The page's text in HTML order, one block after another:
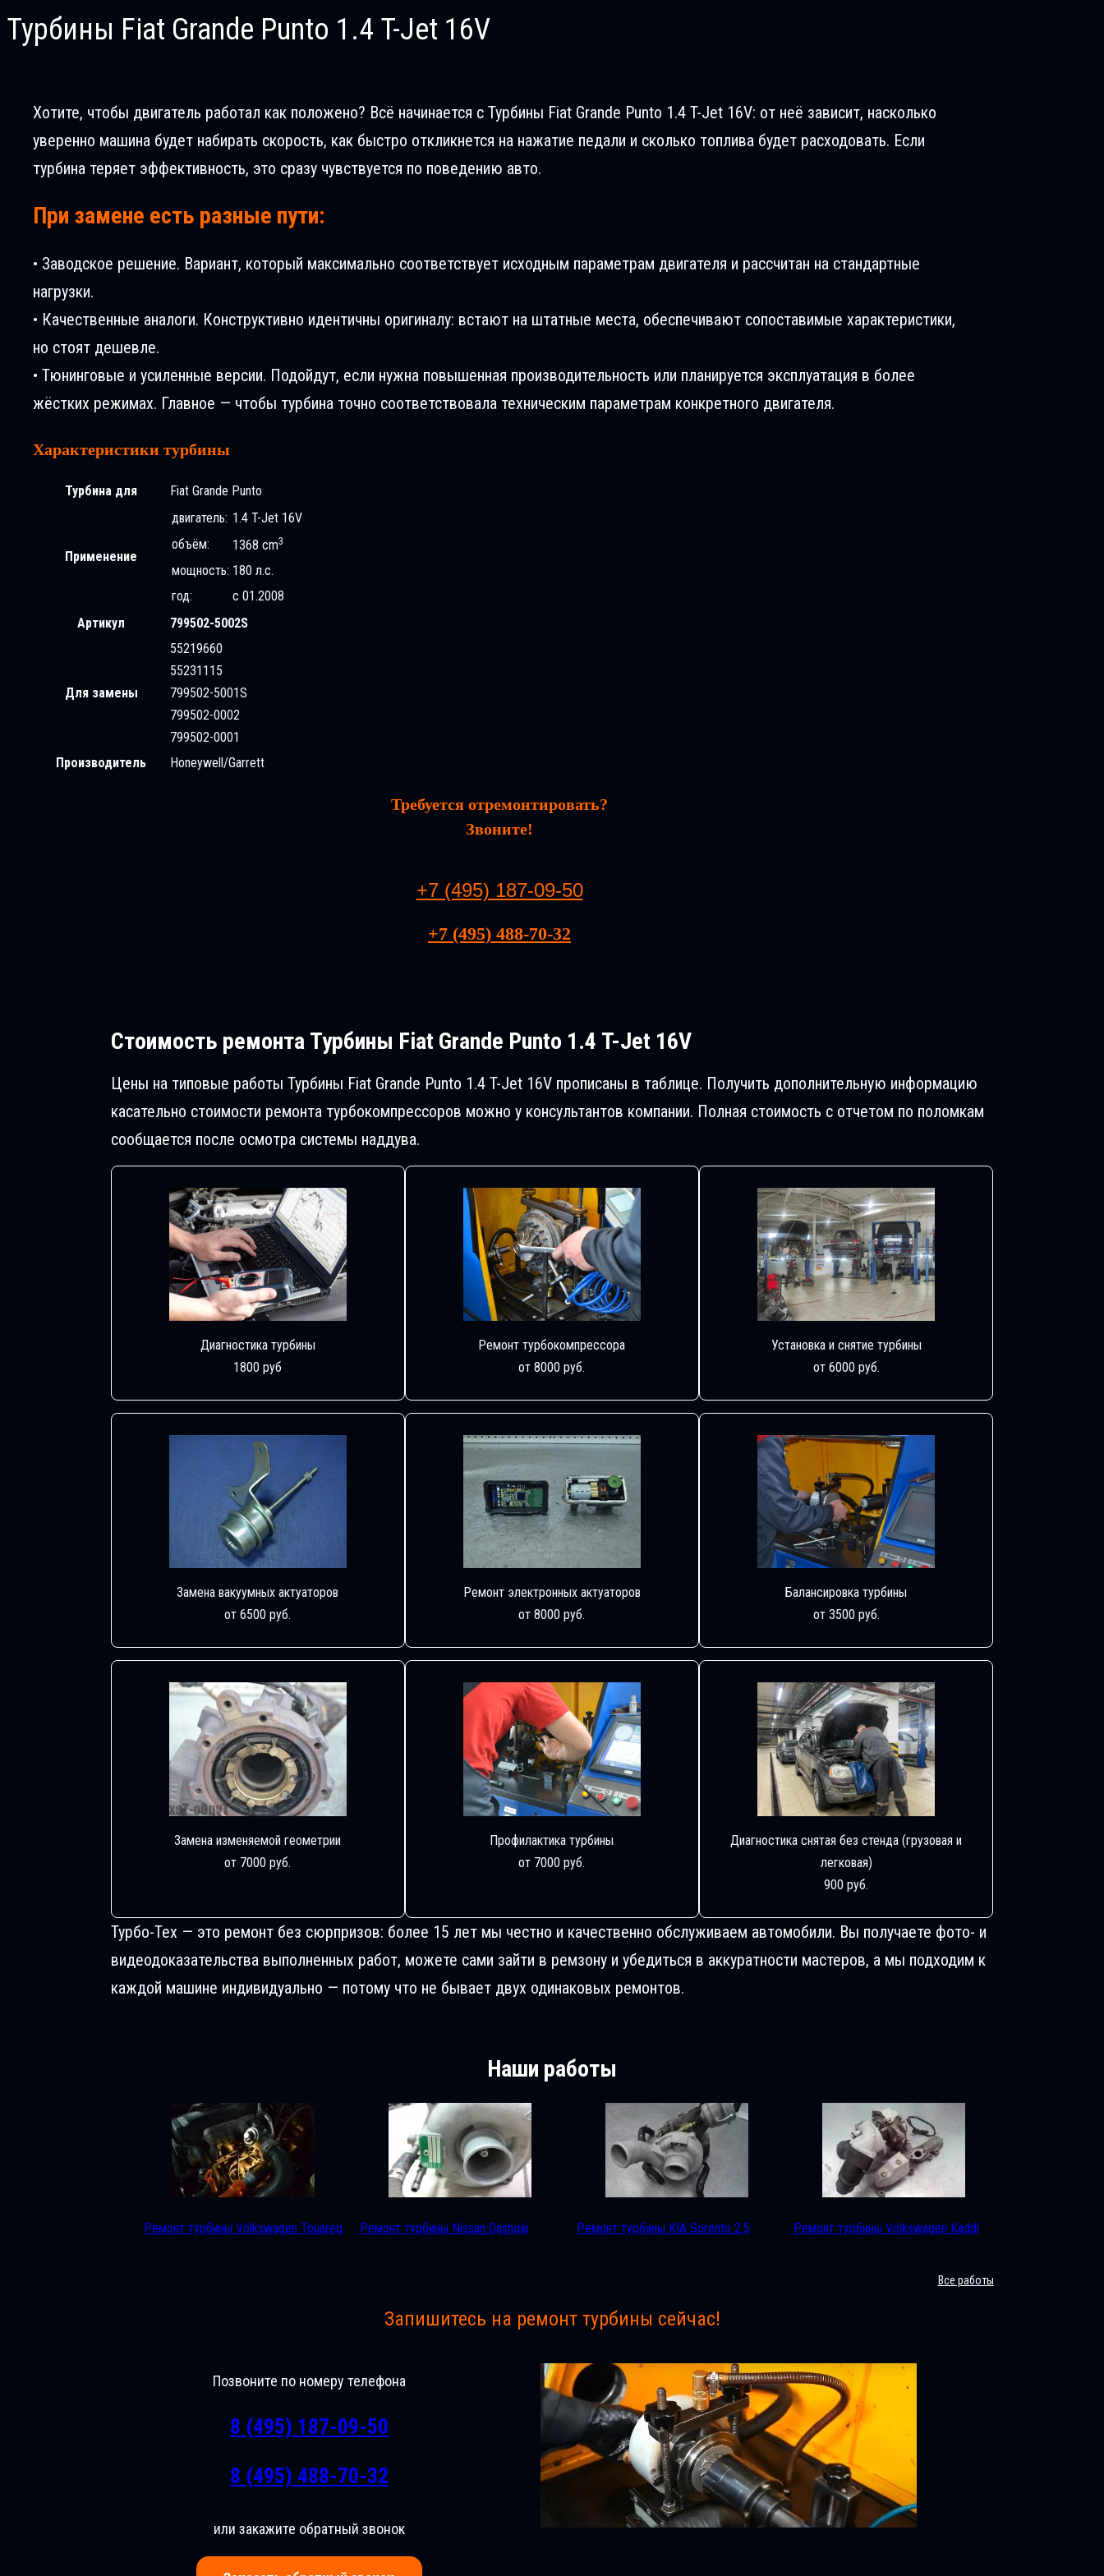
Турбины Fiat Grande Puntо 1.4 T-Jet 16V
Хотите, чтобы двигатель работал как положено? Всё начинается с Турбины Fiat Grande Puntо 1.4 T-Jet 16V: от неё зависит, насколько
уверенно машина будет набирать скорость, как быстро откликнется на нажатие педали и сколько топлива будет расходовать. Если
турбина теряет эффективность, это сразу чувствуется по поведению авто.
При замене есть разные пути:
• Заводское решение. Вариант, который максимально соответствует исходным параметрам двигателя и рассчитан на стандартные
нагрузки.
• Качественные аналоги. Конструктивно идентичны оригиналу: встают на штатные места, обеспечивают сопоставимые характеристики,
но стоят дешевле.
• Тюнинговые и усиленные версии. Подойдут, если нужна повышенная производительность или планируется эксплуатация в более
жёстких режимах. Главное — чтобы турбина точно соответствовала техническим параметрам конкретного двигателя.
Характеристики турбины
Турбина для Fiat Grande Puntо
Применение
двигатель: 1.4 T-Jet 16V
объём:
1368 cm3
мощность: 180 л.с.
год:
с 01.2008
Артикул
799502-5002S
Для замены
55219660
55231115
799502-5001S
799502-0002
799502-0001
Производитель
Honeywell/Garrett
Требуется отремонтировать?
Звоните!
+7 (495) 187-09-50
+7 (495) 488-70-32
Стоимость ремонтаТурбины Fiat Grande Puntо 1.4 T-Jet 16V
Цены на типовые работы Турбины Fiat Grande Puntо 1.4 T-Jet 16V прописаны в таблице. Получить дополнительную информацию
касательно стоимости ремонта турбокомпрессоров можно у консультантов компании. Полная стоимость с отчетом по поломкам
сообщается после осмотра системы наддува.
Диагностика турбины
1800 руб
Ремонт турбокомпрессора
от 8000 руб.
Установка и снятие турбины
от 6000 руб.
Замена вакуумных актуаторов
от 6500 руб.
Ремонт электронных актуаторов
от 8000 руб.
Балансировка турбины
от 3500 руб.
Замена изменяемой геометрии
от 7000 руб.
Профилактика турбины
от 7000 руб.
Диагностика снятая без стенда (грузовая и
легковая)
900 руб.
Турбо-Тех — это ремонт без сюрпризов: более 15 лет мы честно и качественно обслуживаем автомобили. Вы получаете фото- и
видеодоказательства выполненных работ, можете сами зайти в ремзону и убедиться в аккуратности мастеров, а мы подходим к
каждой машине индивидуально — потому что не бывает двух одинаковых ремонтов.
Наши работы
Ремонт турбины Volkswagen Touareg Ремонт турбины Nissan Qashqai Ремонт турбины KIA Sorento 2.5 Ремонт турбины Volkswagen Kaddi
Все работы
Запишитесь на ремонт турбины сейчас!
Позвоните по номеру телефона
8 (495) 187-09-50
8 (495) 488-70-32
или закажите обратный звонок